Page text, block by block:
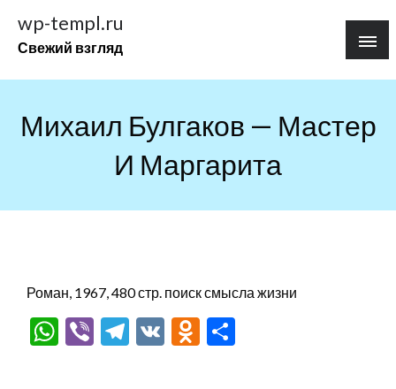
содержимому
wp-templ.ru
Свежий взгляд
Михаил Булгаков — Мастер
И Маргарита
Роман, 1967, 480 стр. поиск смысла жизни
WhatsApp
ViberTelegram
VK Odnoklassniki